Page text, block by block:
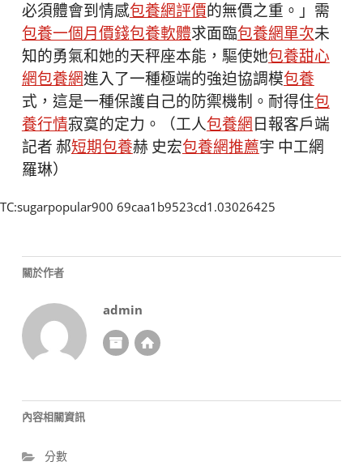
必須體會到情感包養網評價的無價之重。」需
包養一個月價錢包養軟體求面臨包養網單次未
知的勇氣和她的天秤座本能，驅使她包養甜心
網包養網進入了一種極端的強迫協調模包養
式，這是一種保護自己的防禦機制。耐得住包
養行情寂寞的定力。（工人包養網 日報客戶端
記者 郝短期包養赫 史宏包養網推薦宇 中工網
羅琳）
TC:sugarpopular900 69caa1b9523cd1.03026425
關於作者
admin
內容相關資訊
分數